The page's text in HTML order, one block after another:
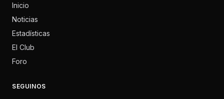
Inicio
Noticias
Estadísticas
El Club
Foro
SEGUINOS